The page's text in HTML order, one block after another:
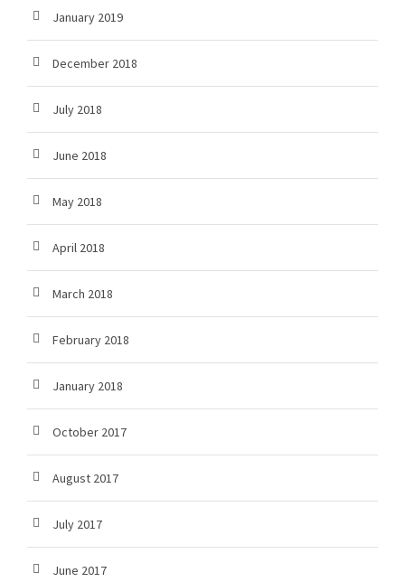
January 2019
December 2018
July 2018
June 2018
May 2018
April 2018
March 2018
February 2018
January 2018
October 2017
August 2017
July 2017
June 2017